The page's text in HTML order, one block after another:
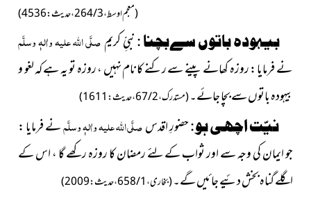
(معجم اوسط ، 3 / 264 ، حدیث : 4536)
بیہودہ باتوں سےبچنا :نبیِّ کریمصلَّی اللہ علیہ واٰلہٖ وسلَّم
نے فرمایا : روزہ کھانے پینے سے رکنے کا نام نہیں ، روزہ تو یہ ہے کہ لغو و
بیہودہ باتوں سے بچا جائے۔(مستدرک ، 2 / 67 ، حدیث : 1611)
نیّت اچھی ہو :حضورِ اقدسصلَّی اللہ علیہ واٰلہٖ وسلَّمنے فرمایا :
جو ایمان کی وجہ سے اور ثواب کے لئے رمضان کا روزہ رکھے گا ، اس کے
اگلے گناہ بخش دئیے جائیں گے۔(بخاری ، 1 / 658 ، حدیث : 2009)